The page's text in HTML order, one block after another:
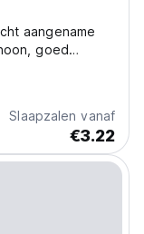
aangename
goed
Slaapzalen vanaf
€3.22